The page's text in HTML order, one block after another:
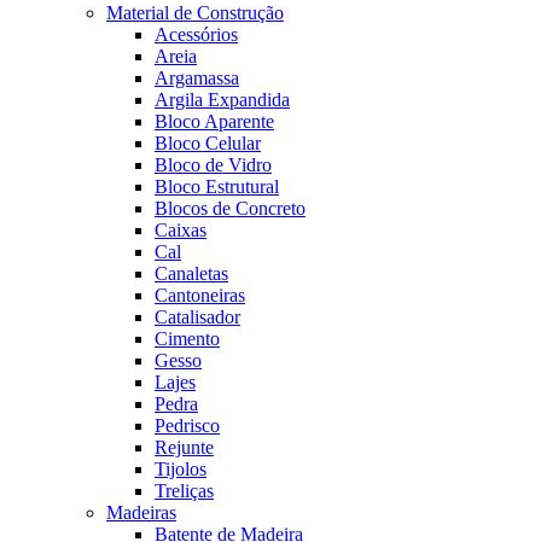
Material de Construção
Acessórios
Areia
Argamassa
Argila Expandida
Bloco Aparente
Bloco Celular
Bloco de Vidro
Bloco Estrutural
Blocos de Concreto
Caixas
Cal
Canaletas
Cantoneiras
Catalisador
Cimento
Gesso
Lajes
Pedra
Pedrisco
Rejunte
Tijolos
Treliças
Madeiras
Batente de Madeira